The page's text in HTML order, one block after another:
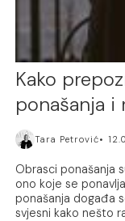
Kako
ponašanja i
Tara Petrović
Obrasci ponašanja
ono koje se
ponašanja događa
svjesni kako nešto